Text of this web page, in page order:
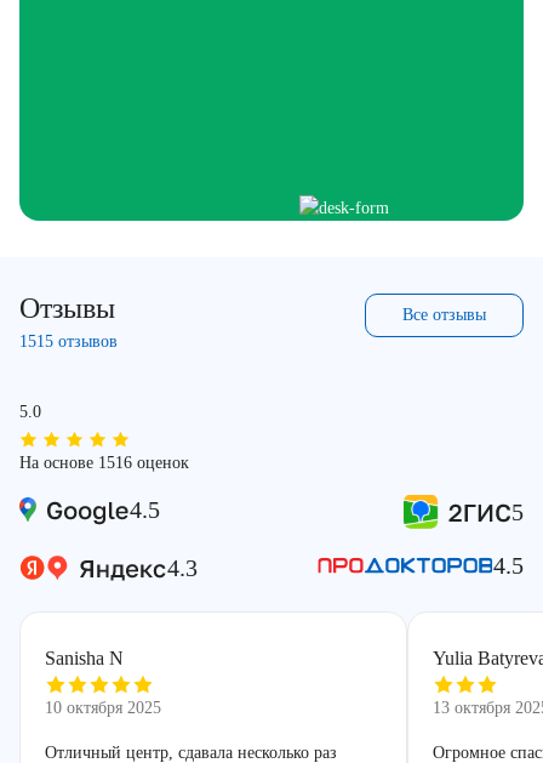
Отзывы
1515 отзывов
Все отзывы
5.0
На основе 1516 оценок
4.5 5
4.3 4.5
Sanisha N
10 октября 2025
Отличный центр, сдавала несколько раз
Yulia
13 октября
Огромное